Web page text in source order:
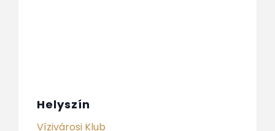
Helyszín
Vízivárosi Klub